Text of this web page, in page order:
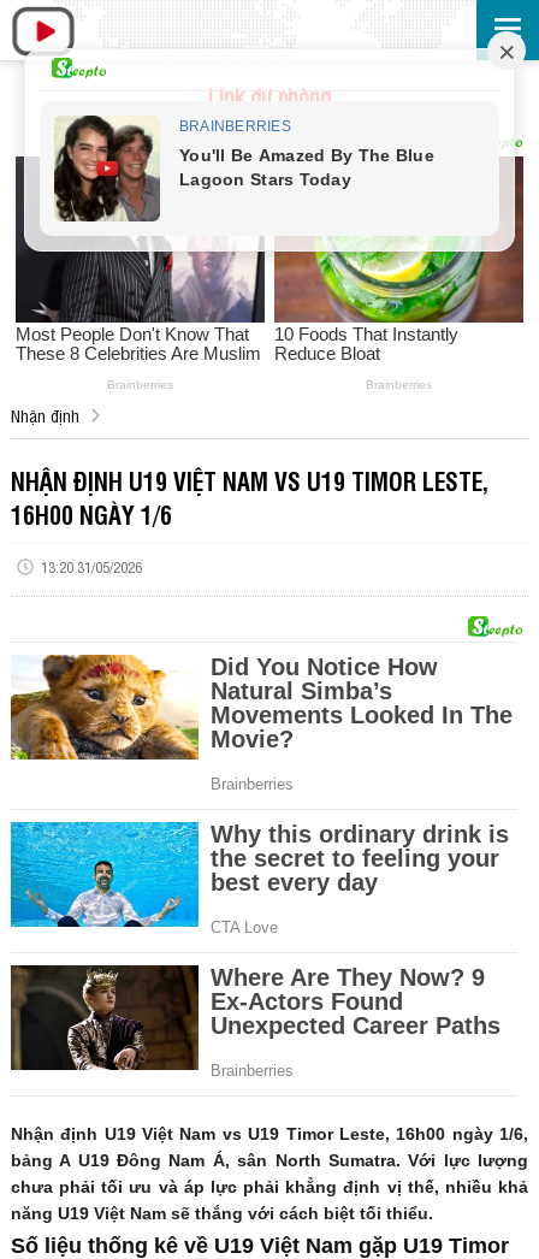
Link dự phòng
Nhận định
NHẬN ĐỊNH U19 VIỆT NAM VS U19 TIMOR LESTE,
16H00 NGÀY 1/6
13:20 31/05/2026
Nhận định U19 Việt Nam vs U19 Timor Leste, 16h00 ngày 1/6,
bảng A U19 Đông Nam Á, sân North Sumatra. Với lực lượng
chưa phải tối ưu và áp lực phải khẳng định vị thế, nhiều khả
năng U19 Việt Nam sẽ thắng với cách biệt tối thiểu.
Số liệu thống kê về U19 Việt Nam gặp U19 Timor